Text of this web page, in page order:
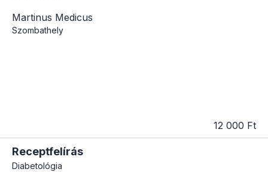
Martinus Medicus
Szombathely
12 000 Ft
Receptfelírás
Diabetológia